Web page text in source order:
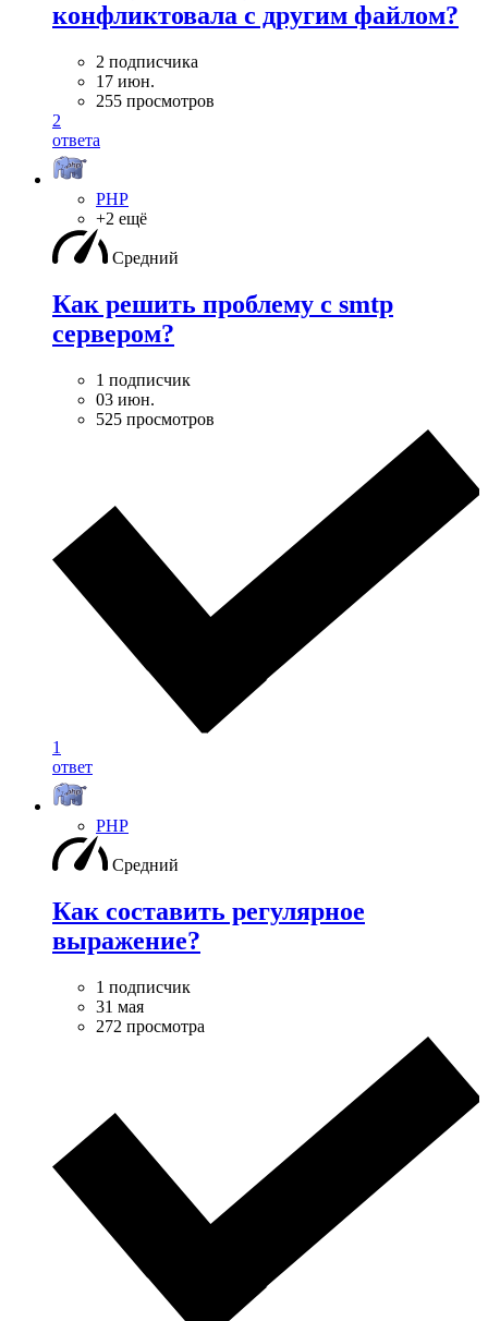
конфликтовала с другим файлом?
2 подписчика
17 июн.
255 просмотров
2
ответа
PHP
+2 ещё
Средний
Как решить проблему с smtp
сервером?
1 подписчик
03 июн.
525 просмотров
1
ответ
PHP
Средний
Как составить регулярное
выражение?
1 подписчик
31 мая
272 просмотра